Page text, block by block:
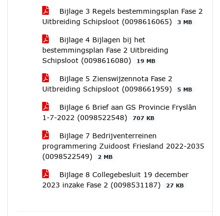
Bijlage 3 Regels bestemmingsplan Fase 2
Uitbreiding Schipsloot (0098616065)
3 MB
Bijlage 4 Bijlagen bij het
bestemmingsplan Fase 2 Uitbreiding
Schipsloot (0098616080)
19 MB
Bijlage 5 Zienswijzennota Fase 2
Uitbreiding Schipsloot (0098661959)
5 MB
Bijlage 6 Brief aan GS Provincie Fryslân
1-7-2022 (0098522548)
707 KB
Bijlage 7 Bedrijventerreinen
programmering Zuidoost Friesland 2022-2035
(0098522549)
2 MB
Bijlage 8 Collegebesluit 19 december
2023 inzake Fase 2 (0098531187)
27 KB